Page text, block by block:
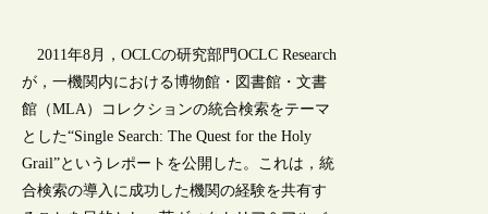
2011年8月，OCLCの研究部門OCLC Research
が，一機関内における博物館・図書館・文書
館（MLA）コレクションの統合検索をテーマ
とした“Single Search: The Quest for the Holy
Grail”というレポートを公開した。これは，統
合検索の導入に成功した機関の経験を共有す